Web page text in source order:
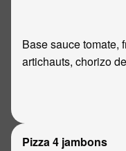
Base sauce tomate,
artichauts, chorizo
Pizza 4 jambons